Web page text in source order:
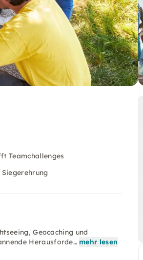
Teamchallenges
Geocaching und
Herausforde… mehr lesen